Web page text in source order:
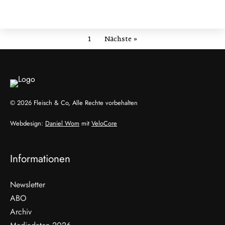
1 Nächste »
© 2026 Fleisch & Co, Alle Rechte vorbehalten
Webdesign: Daniel Wom mit VeloCore
Informationen
Newsletter
ABO
Archiv